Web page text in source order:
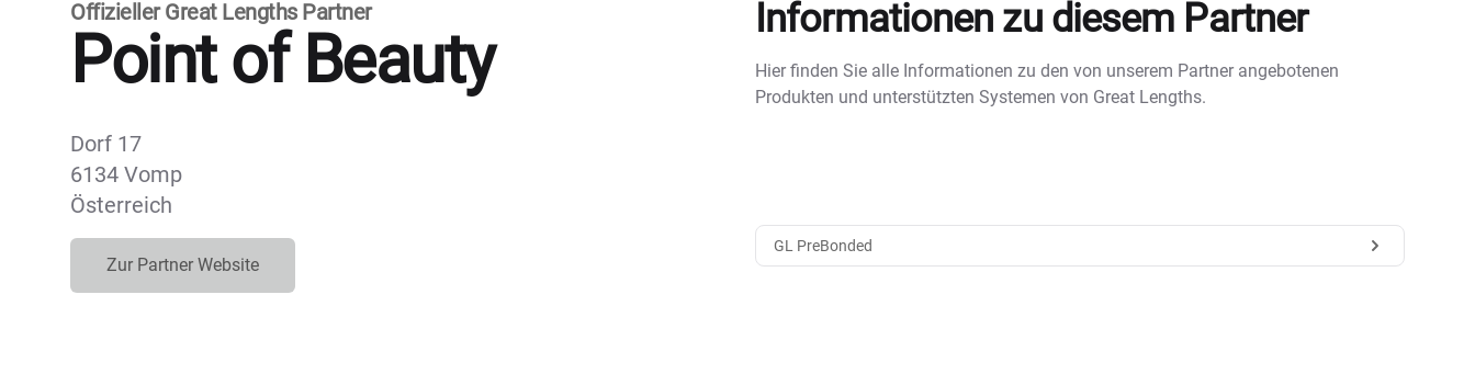
Offizieller Great Lengths Partner
Point of Beauty
Dorf 17
6134 Vomp
Österreich
Zur Partner Website
Informationen zu diesem Partner
Hier finden Sie alle Informationen zu den von unserem Partner angebotenen
Produkten und unterstützten Systemen von Great Lengths.
GL PreBonded